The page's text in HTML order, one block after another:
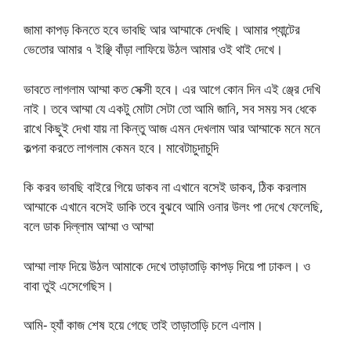
জামা কাপড় কিনতে হবে ভাবছি আর আম্মাকে দেখছি। আমার প্যান্টের
ভেতোর আমার ৭ ইঞ্ছি বাঁড়া লাফিয়ে উঠল আমার ওই থাই দেখে।
ভাবতে লাগলাম আম্মা কত সেক্সী হবে। এর আগে কোন দিন এই ঞ্জ্রে দেখি
নাই। তবে আম্মা যে একটু মোটা সেটা তো আমি জানি, সব সময় সব ধেকে
রাখে কিছুই দেখা যায় না কিন্তু আজ এমন দেখলাম আর আম্মাকে মনে মনে
কল্পনা করতে লাগলাম কেমন হবে। মাবেটাচুদাচুদি
কি করব ভাবছি বাইরে গিয়ে ডাকব না এখানে বসেই ডাকব, ঠিক করলাম
আম্মাকে এখানে বসেই ডাকি তবে বুঝবে আমি ওনার উলং পা দেখে ফেলেছি,
বলে ডাক দিল্লাম আম্মা ও আম্মা
আম্মা লাফ দিয়ে উঠল আমাকে দেখে তাড়াতাড়ি কাপড় দিয়ে পা ঢাকল। ও
বাবা তুই এসেগেছিস।
আমি- হ্যাঁ কাজ শেষ হয়ে গেছে তাই তাড়াতাড়ি চলে এলাম।